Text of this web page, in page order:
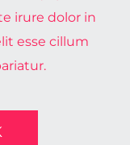
irure dolor in
esse cillum